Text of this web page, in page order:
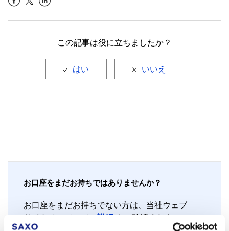
この記事は役に立ちましたか？
お口座をまだお持ちではありませんか？
お口座をまだお持ちでない方は、当社ウェブ
サイトページにて、詳細 をご確認ください。